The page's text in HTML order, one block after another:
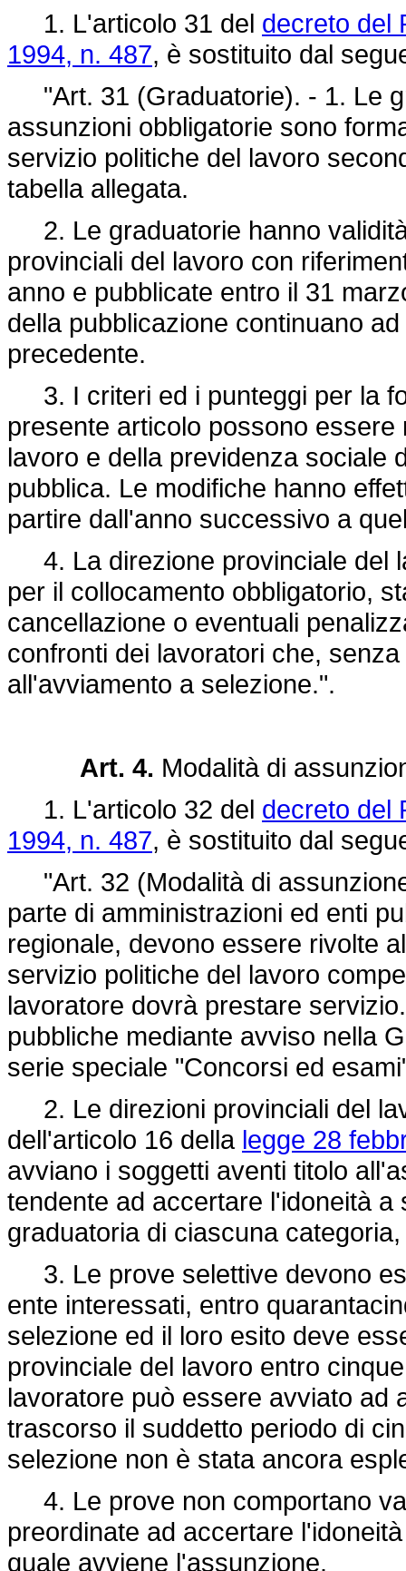
1. L'articolo 31 del decreto del
1994, n. 487, è sostituito dal
"Art. 31 (Graduatorie). - 1. Le
assunzioni obbligatorie sono
servizio politiche del lavoro
tabella allegata.
2. Le graduatorie hanno
provinciali del lavoro con
anno e pubblicate entro il 31
della pubblicazione continuano
precedente.
3. I criteri ed i punteggi per la
presente articolo possono
lavoro e della previdenza sociale
pubblica. Le modifiche hanno
partire dall'anno successivo a
4. La direzione provinciale del
per il collocamento obbligatorio,
cancellazione o eventuali
confronti dei lavoratori che,
all'avviamento a selezione.".
Art. 4. Modalità di
1. L'articolo 32 del decreto del
1994, n. 487, è sostituito dal
"Art. 32 (Modalità di
parte di amministrazioni ed enti
regionale, devono essere rivolte
servizio politiche del lavoro
lavoratore dovrà prestare
pubbliche mediante avviso nella
serie speciale "Concorsi ed
2. Le direzioni provinciali del
dell'articolo 16 della legge 28
avviano i soggetti aventi titolo
tendente ad accertare l'idoneità
graduatoria di ciascuna
3. Le prove selettive devono
ente interessati, entro
selezione ed il loro esito deve
provinciale del lavoro entro
lavoratore può essere avviato ad
trascorso il suddetto periodo di
selezione non è stata ancora
4. Le prove non comportano
preordinate ad accertare
quale avviene l'assunzione.